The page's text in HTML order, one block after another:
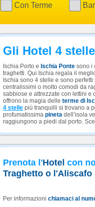
Con Terme
Gli Hotel 4
Ischia Porto e Ischia Ponte sono i
traghetti. Qui Ischia regala il
Ischia sono 4 stelle e sono
centralissimi o molto comodi da
sabbiose e attrezzate con lettini e
offrono la magia delle terme di
4 stelle più tranquilli si trovano a
profumatissima pineta dell’isola
raggiungono a piedi dal porto.
Prenota l'Hotel con
Traghetto o l'Aliscafo
Per informazioni chiamaci al